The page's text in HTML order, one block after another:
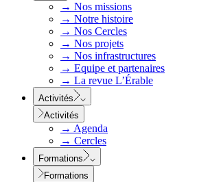
→ Nos missions
→ Notre histoire
→ Nos Cercles
→ Nos projets
→ Nos infrastructures
→ Equipe et partenaires
→ La revue L’Érable
Activités
Activités
→ Agenda
→ Cercles
Formations
Formations